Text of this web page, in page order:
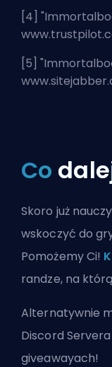
[4] "
[5] "
Co
Skoro już
wskoczyć do
Pomożemy Ci!
randze, na
Alternatywnie
Discord Servera
giveawayach!